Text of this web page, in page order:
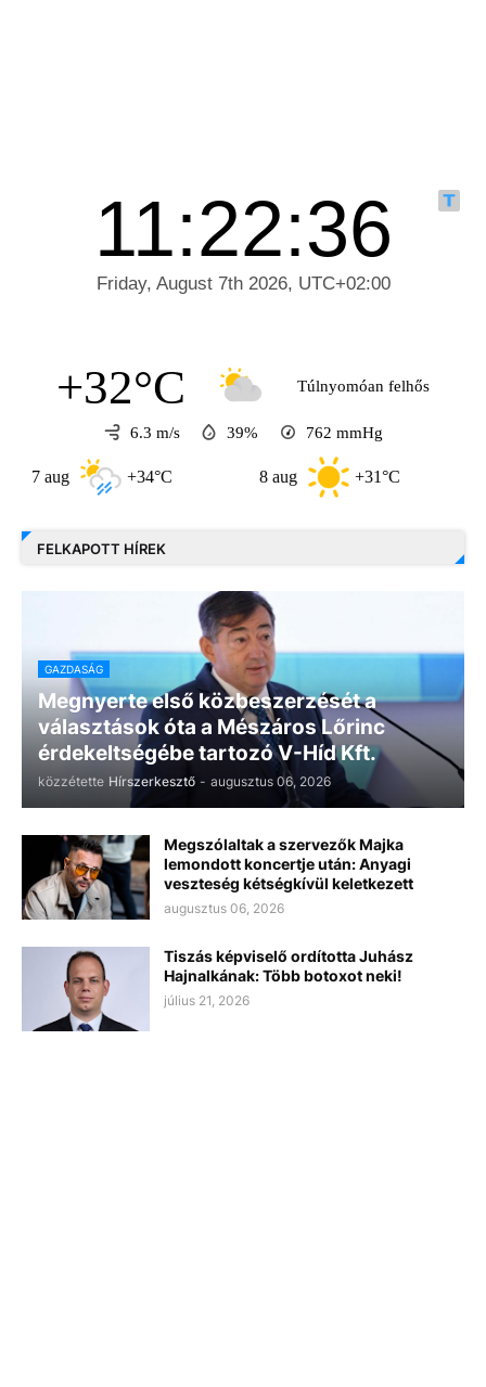
+32°C Túlnyomóan felhős
6.3 m/s 39% 762 mmHg
aug +34°C 8 aug +31°C
FELKAPOTT HÍREK
GAZDASÁG
Megnyerte első közbeszerzését a
választások óta a Mészáros Lőrinc
érdekeltségébe tartozó V-Híd Kft.
közzétette Hírszerkesztő - augusztus 06, 2026
Megszólaltak a szervezők Majka
lemondott koncertje után: Anyagi
veszteség kétségkívül keletkezett
augusztus 06, 2026
Tiszás képviselő ordította Juhász
Hajnalkának: Több botoxot neki!
július 21, 2026